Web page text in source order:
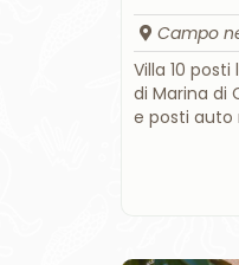
Campo
Villa 10
di Marina di
e posti auto